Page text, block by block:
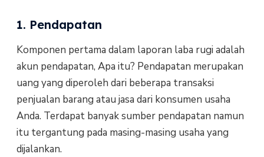
1. Pendapatan
Komponen pertama dalam laporan laba rugi adalah
akun pendapatan, Apa itu? Pendapatan merupakan
uang yang diperoleh dari beberapa transaksi
penjualan barang atau jasa dari konsumen usaha
Anda. Terdapat banyak sumber pendapatan namun
itu tergantung pada masing-masing usaha yang
dijalankan.